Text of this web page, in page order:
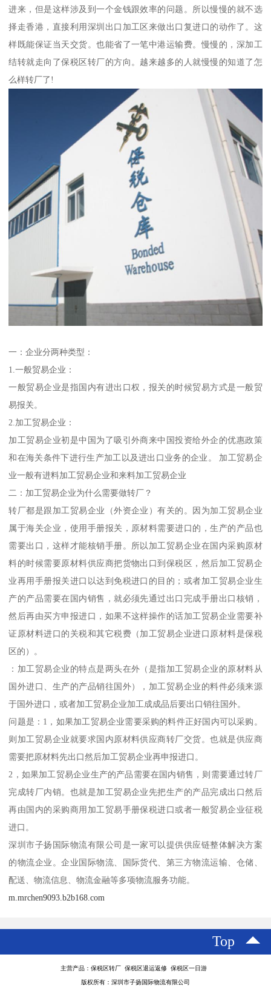
进来，但是这样涉及到一个金钱跟效率的问题。所以慢慢的就不选
择走香港，直接利用深圳出口加工区来做出口复进口的动作了。这
样既能保证当天交货。也能省了一笔中港运输费。慢慢的，深加工
结转就走向了保税区转厂的方向。越来越多的人就慢慢的知道了怎
么样转厂了!
一：企业分两种类型：
1.一般贸易企业：
一般贸易企业是指国内有进出口权，报关的时候贸易方式是一般贸
易报关。
2.加工贸易企业：
加工贸易企业初是中国为了吸引外商来中国投资给外企的优惠政策
和在海关条件下进行生产加工以及进出口业务的企业。 加工贸易企
业一般有进料加工贸易企业和来料加工贸易企业
二：加工贸易企业为什么需要做转厂？
转厂都是跟加工贸易企业（外资企业）有关的。因为加工贸易企业
属于海关企业，使用手册报关，原材料需要进口的，生产的产品也
需要出口，这样才能核销手册。所以加工贸易企业在国内采购原材
料的时候需要原材料供应商把货物出口到保税区，然后加工贸易企
业再用手册报关进口以达到免税进口的目的；或者加工贸易企业生
产的产品需要在国内销售，就必须先通过出口完成手册出口核销，
然后再由买方申报进口，如果不这样操作的话加工贸易企业需要补
证原材料进口的关税和其它税费（加工贸易企业进口原材料是保税
区的）。
：加工贸易企业的特点是两头在外（是指加工贸易企业的原材料从
国外进口、生产的产品销往国外），加工贸易企业的料件必须来源
于国外进口，或者加工贸易企业加工成成品后要出口销往国外。
问题是：1，如果加工贸易企业需要采购的料件正好国内可以采购。
则加工贸易企业就要求国内原材料供应商转厂交货。也就是供应商
需要把原材料先出口然后加工贸易企业再申报进口。
2，如果加工贸易企业生产的产品需要在国内销售，则需要通过转厂
完成转厂内销。也就是加工贸易企业先把生产的产品完成出口然后
再由国内的采购商用加工贸易手册保税进口或者一般贸易企业征税
进口。
深圳市子扬国际物流有限公司是一家可以提供供应链整体解决方案
的物流企业。企业国际物流、国际货代、第三方物流运输、仓储、
配送、物流信息、物流金融等多项物流服务功能。
m.mrchen9093.b2b168.com
Top
主营产品：保税区转厂 保税区退运返修 保税区一日游
版权所有：深圳市子扬国际物流有限公司